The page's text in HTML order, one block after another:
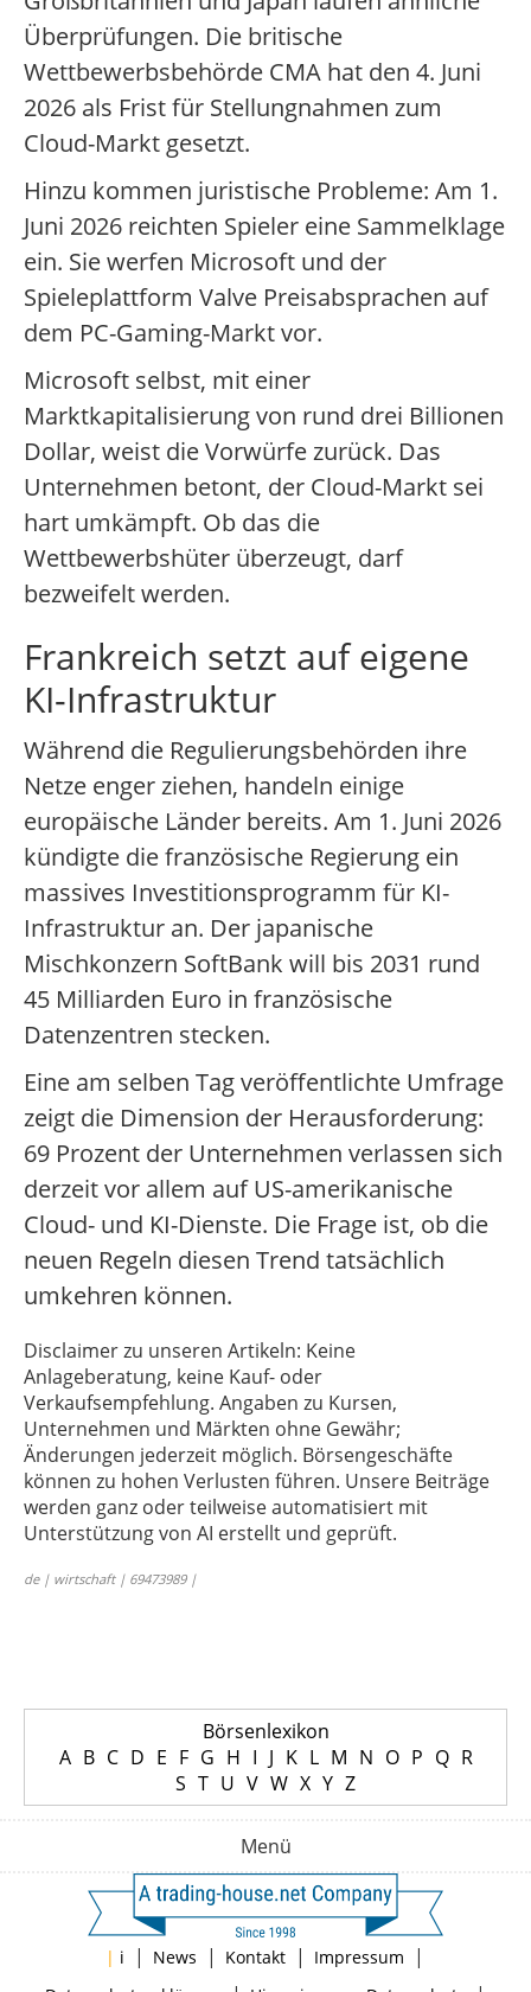
Überprüfungen. Die britische
Wettbewerbsbehörde CMA hat den 4. Juni
2026 als Frist für Stellungnahmen zum
Cloud-Markt gesetzt.
Hinzu kommen juristische Probleme: Am 1.
Juni 2026 reichten Spieler eine Sammelklage
ein. Sie werfen Microsoft und der
Spieleplattform Valve Preisabsprachen auf
dem PC-Gaming-Markt vor.
Microsoft selbst, mit einer
Marktkapitalisierung von rund drei Billionen
Dollar, weist die Vorwürfe zurück. Das
Unternehmen betont, der Cloud-Markt sei
hart umkämpft. Ob das die
Wettbewerbshüter überzeugt, darf
bezweifelt werden.
Frankreich setzt auf eigene
KI-Infrastruktur
Während die Regulierungsbehörden ihre
Netze enger ziehen, handeln einige
europäische Länder bereits. Am 1. Juni 2026
kündigte die französische Regierung ein
massives Investitionsprogramm für KI-
Infrastruktur an. Der japanische
Mischkonzern SoftBank will bis 2031 rund
45 Milliarden Euro in französische
Datenzentren stecken.
Eine am selben Tag veröffentlichte Umfrage
zeigt die Dimension der Herausforderung:
69 Prozent der Unternehmen verlassen sich
derzeit vor allem auf US-amerikanische
Cloud- und KI-Dienste. Die Frage ist, ob die
neuen Regeln diesen Trend tatsächlich
umkehren können.
Disclaimer zu unseren Artikeln: Keine
Anlageberatung, keine Kauf- oder
Verkaufsempfehlung. Angaben zu Kursen,
Unternehmen und Märkten ohne Gewähr;
Änderungen jederzeit möglich. Börsengeschäfte
können zu hohen Verlusten führen. Unsere Beiträge
werden ganz oder teilweise automatisiert mit
Unterstützung von AI erstellt und geprüft.
de | wirtschaft | 69473989 |
Börsenlexikon
A B C D E F G H I J K L M N O P Q R
S T U V W X Y Z
Menü
| i | News | Kontakt | Impressum |